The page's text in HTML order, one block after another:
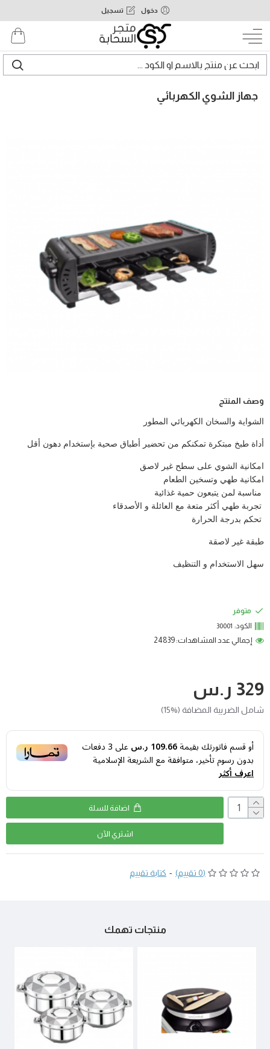
دخول تسجيل
جهاز الشوي الكهربائي
وصف المنتج
الشواية والسخان الكهربائي المطور
أداة طبخ مبتكرة تمكنكم من تحضير أطباق صحية بإستخدام دهون أقل
امكانية الشوي على سطح غير لاصق
امكانية طهي وتسخين الطعام
مناسبة لمن يتبعون حمية غذائية
تجربة طهي أكثر متعة مع العائلة و الأصدقاء
تحكم بدرجة الحرارة
طبقة غير لاصقة
سهل الاستخدام و التنظيف
(0 تقييم) - كتابة تقييم
329 ر.س
شامل الضريبة المضافة (%15)
متوفر
الكود: 30001
إجمالي عدد المشاهدات: 24839
أو قسم فاتورتك بقيمة109.66 ر.س على3دفعات
بدون رسوم تأخير، متوافقة مع الشريعة الإسلامية
اعرف أكثر
اضافة للسلة
اشتري اﻵن
منتجات تهمك